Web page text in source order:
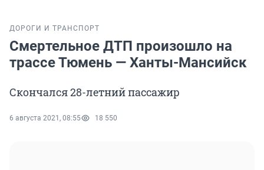
ДОРОГИ И ТРАНСПОРТ
Смертельное ДТП произошло на
трассе Тюмень — Ханты-Мансийск
Скончался 28-летний пассажир
6 августа 2021, 08:55 18 550